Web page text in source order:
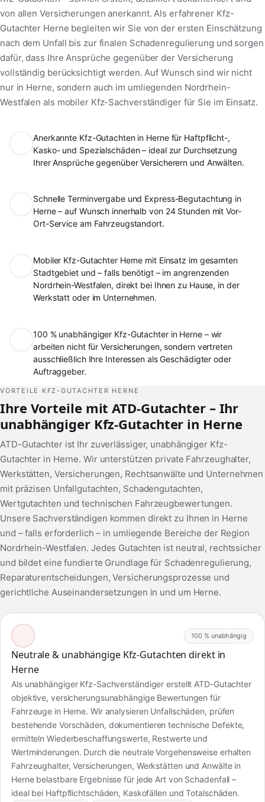
von allen Versicherungen anerkannt. Als erfahrener Kfz-
Gutachter Herne begleiten wir Sie von der ersten Einschätzung
nach dem Unfall bis zur finalen Schadenregulierung und sorgen
dafür, dass Ihre Ansprüche gegenüber der Versicherung
vollständig berücksichtigt werden. Auf Wunsch sind wir nicht
nur in Herne, sondern auch im umliegenden Nordrhein-
Westfalen als mobiler Kfz-Sachverständiger für Sie im Einsatz.
Anerkannte Kfz-Gutachten in Herne für Haftpflicht-,
Kasko- und Spezialschäden – ideal zur Durchsetzung
Ihrer Ansprüche gegenüber Versicherern und Anwälten.
Schnelle Terminvergabe und Express-Begutachtung in
Herne – auf Wunsch innerhalb von 24 Stunden mit Vor-
Ort-Service am Fahrzeugstandort.
Mobiler Kfz-Gutachter Herne mit Einsatz im gesamten
Stadtgebiet und – falls benötigt – im angrenzenden
Nordrhein-Westfalen, direkt bei Ihnen zu Hause, in der
Werkstatt oder im Unternehmen.
100 % unabhängiger Kfz-Gutachter in Herne – wir
arbeiten nicht für Versicherungen, sondern vertreten
ausschließlich Ihre Interessen als Geschädigter oder
Auftraggeber.
VORTEILE KFZ-GUTACHTER HERNE
Ihre Vorteile mit ATD-Gutachter – Ihr
unabhängiger Kfz-Gutachter in Herne
ATD-Gutachter ist Ihr zuverlässiger, unabhängiger Kfz-
Gutachter in Herne. Wir unterstützen private Fahrzeughalter,
Werkstätten, Versicherungen, Rechtsanwälte und Unternehmen
mit präzisen Unfallgutachten, Schadengutachten,
Wertgutachten und technischen Fahrzeugbewertungen.
Unsere Sachverständigen kommen direkt zu Ihnen in Herne
und – falls erforderlich – in umliegende Bereiche der Region
Nordrhein-Westfalen. Jedes Gutachten ist neutral, rechtssicher
und bildet eine fundierte Grundlage für Schadenregulierung,
Reparaturentscheidungen, Versicherungsprozesse und
gerichtliche Auseinandersetzungen in und um Herne.
100 % unabhängig
Neutrale & unabhängige Kfz-Gutachten direkt in
Herne
Als unabhängiger Kfz-Sachverständiger erstellt ATD-Gutachter
objektive, versicherungsunabhängige Bewertungen für
Fahrzeuge in Herne. Wir analysieren Unfallschäden, prüfen
bestehende Vorschäden, dokumentieren technische Defekte,
ermitteln Wiederbeschaffungswerte, Restwerte und
Wertminderungen. Durch die neutrale Vorgehensweise erhalten
Fahrzeughalter, Versicherungen, Werkstätten und Anwälte in
Herne belastbare Ergebnisse für jede Art von Schadenfall –
ideal bei Haftpflichtschäden, Kaskofällen und Totalschäden.